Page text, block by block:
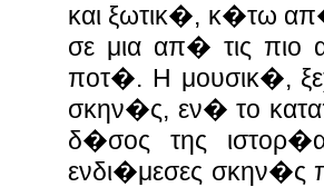
και ξωτικ�, κ�τω
σε μια απ� τις πιο
ποτ�. Η μουσικ�,
σκην�ς, εν� το
δ�σος της
ενδι�μεσες σκην�ς